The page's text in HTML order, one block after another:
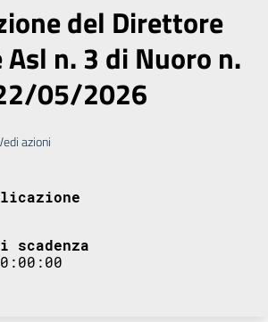
del Direttore
Asl n. 3 di Nuoro n.
05/2026
azioni
scadenza